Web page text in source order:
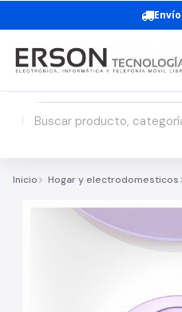
Inicio Hogar y electrodomesticos